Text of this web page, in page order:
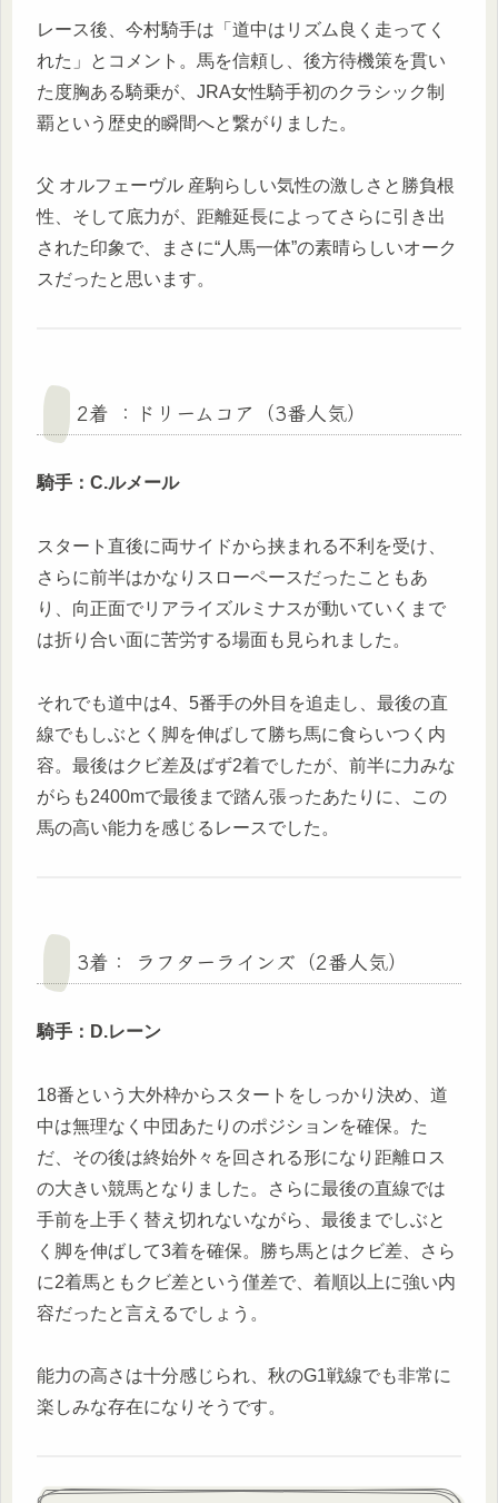
レース後、今村騎手は「道中はリズム良く走ってく
れた」とコメント。馬を信頼し、後方待機策を貫い
た度胸ある騎乗が、JRA女性騎手初のクラシック制
覇という歴史的瞬間へと繋がりました。
父 オルフェーヴル 産駒らしい気性の激しさと勝負根
性、そして底力が、距離延長によってさらに引き出
された印象で、まさに“人馬一体”の素晴らしいオーク
スだったと思います。
2着 ：ドリームコア（3番人気）
騎手：C.ルメール
スタート直後に両サイドから挟まれる不利を受け、
さらに前半はかなりスローペースだったこともあ
り、向正面でリアライズルミナスが動いていくまで
は折り合い面に苦労する場面も見られました。
それでも道中は4、5番手の外目を追走し、最後の直
線でもしぶとく脚を伸ばして勝ち馬に食らいつく内
容。最後はクビ差及ばず2着でしたが、前半に力みな
がらも2400mで最後まで踏ん張ったあたりに、この
馬の高い能力を感じるレースでした。
3着： ラフターラインズ（2番人気）
騎手：D.レーン
18番という大外枠からスタートをしっかり決め、道
中は無理なく中団あたりのポジションを確保。た
だ、その後は終始外々を回される形になり距離ロス
の大きい競馬となりました。さらに最後の直線では
手前を上手く替え切れないながら、最後までしぶと
く脚を伸ばして3着を確保。勝ち馬とはクビ差、さら
に2着馬ともクビ差という僅差で、着順以上に強い内
容だったと言えるでしょう。
能力の高さは十分感じられ、秋のG1戦線でも非常に
楽しみな存在になりそうです。